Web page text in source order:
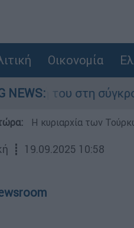
Οικονομία
NEWS:
του στη σύγκρουση
Η κυριαρχία των
┋ 19.09.2025 10:58